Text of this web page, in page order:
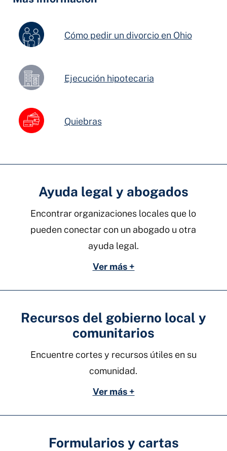
Cómo pedir un divorcio en Ohio
Ejecución hipotecaria
Quiebras
Ayuda legal y abogados
Encontrar organizaciones locales que lo
pueden conectar con un abogado u otra
ayuda legal.
Ver más +
Recursos del gobierno local y
comunitarios
Encuentre cortes y recursos útiles en su
comunidad.
Ver más +
Formularios y cartas